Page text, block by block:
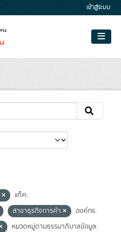
เข้าสู่ระบบ
แท็ค:
สาขาธุรกิจการค้า
องค์กร:
หมวดหมู่ตามธรรมาภิบาลข้อมูล: